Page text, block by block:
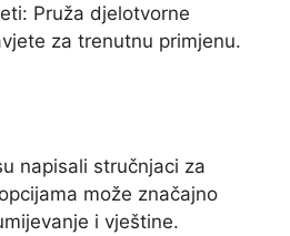
Pruža djelotvorne
za trenutnu primjenu.
napisali stručnjaci za
može značajno
i vještine.